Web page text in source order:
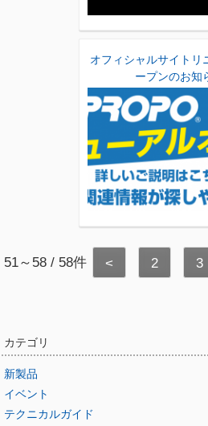
オフィシャルサイトリ
ープンのお知
51～58 / 58件 < 2 3
カテゴリ
新製品
イベント
テクニカルガイド